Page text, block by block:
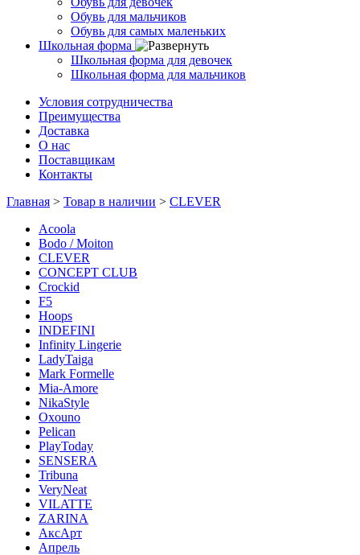
Обувь для мальчиков
Обувь для самых маленьких
Школьная форма
Школьная форма для девочек
Школьная форма для мальчиков
Условия сотрудничества
Преимущества
Доставка
О нас
Поставщикам
Контакты
Главная > Товар в наличии > CLEVER
Acoola
Bodo / Moiton
CLEVER
CONCEPT CLUB
Crockid
F5
Hoops
INDEFINI
Infinity Lingerie
LadyTaiga
Mark Formelle
Mia-Amore
NikaStyle
Oxouno
Pelican
PlayToday
SENSERA
Tribuna
VeryNeat
VILATTE
ZARINA
АксАрт
Апрель